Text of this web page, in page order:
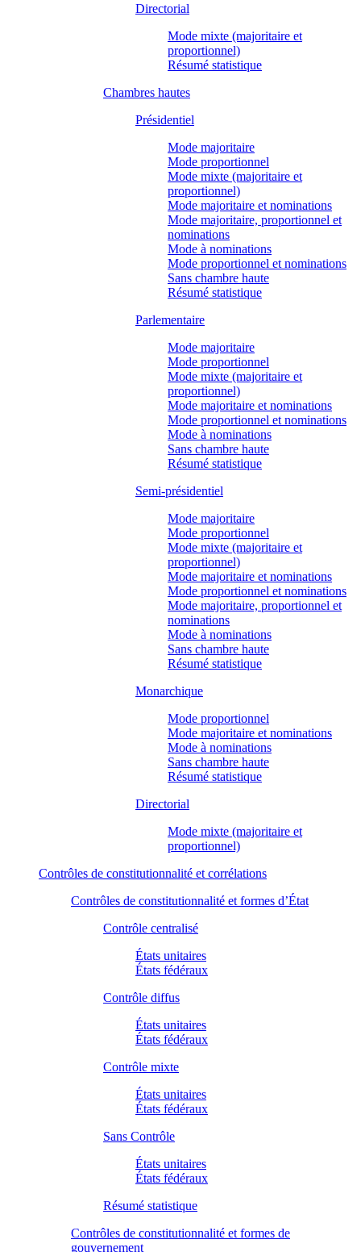
Directorial
Mode mixte (majoritaire et
proportionnel)
Résumé statistique
Chambres hautes
Présidentiel
Mode majoritaire
Mode proportionnel
Mode mixte (majoritaire et
proportionnel)
Mode majoritaire et nominations
Mode majoritaire, proportionnel et
nominations
Mode à nominations
Mode proportionnel et nominations
Sans chambre haute
Résumé statistique
Parlementaire
Mode majoritaire
Mode proportionnel
Mode mixte (majoritaire et
proportionnel)
Mode majoritaire et nominations
Mode proportionnel et nominations
Mode à nominations
Sans chambre haute
Résumé statistique
Semi-présidentiel
Mode majoritaire
Mode proportionnel
Mode mixte (majoritaire et
proportionnel)
Mode majoritaire et nominations
Mode proportionnel et nominations
Mode majoritaire, proportionnel et
nominations
Mode à nominations
Sans chambre haute
Résumé statistique
Monarchique
Mode proportionnel
Mode majoritaire et nominations
Mode à nominations
Sans chambre haute
Résumé statistique
Directorial
Mode mixte (majoritaire et
proportionnel)
Contrôles de constitutionnalité et corrélations
Contrôles de constitutionnalité et formes d’État
Contrôle centralisé
États unitaires
États fédéraux
Contrôle diffus
États unitaires
États fédéraux
Contrôle mixte
États unitaires
États fédéraux
Sans Contrôle
États unitaires
États fédéraux
Résumé statistique
Contrôles de constitutionnalité et formes de
gouvernement